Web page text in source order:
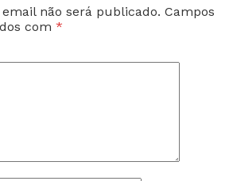
não será publicado. Campos
com *